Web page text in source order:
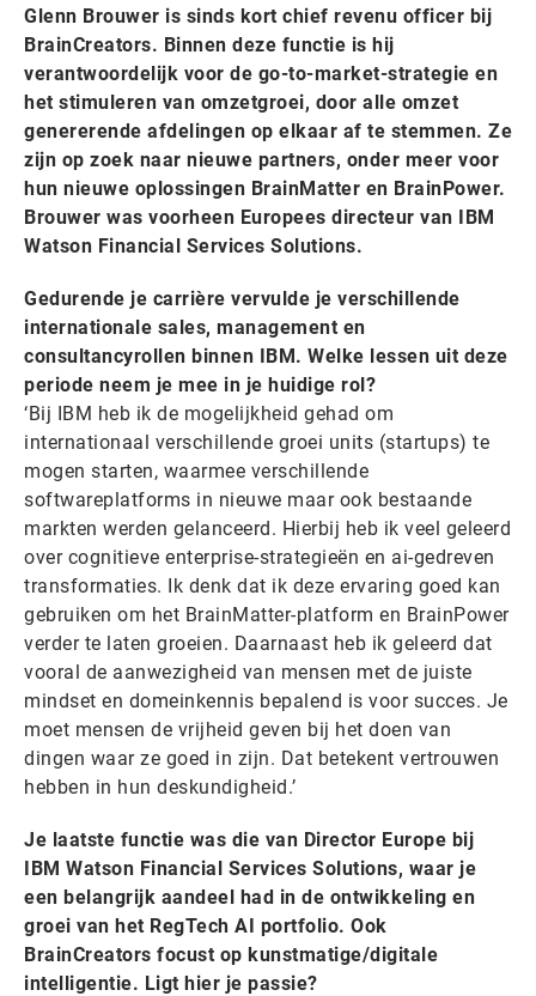
Glenn Brouwer is sinds kort chief revenu officer bij
BrainCreators. Binnen deze functie is hij
verantwoordelijk voor de go-to-market-strategie en
het stimuleren van omzetgroei, door alle omzet
genererende afdelingen op elkaar af te stemmen. Ze
zijn op zoek naar nieuwe partners, onder meer voor
hun nieuwe oplossingen BrainMatter en BrainPower.
Brouwer was voorheen Europees directeur van IBM
Watson Financial Services Solutions.
Gedurende je carrière vervulde je verschillende
internationale sales, management en
consultancyrollen binnen IBM. Welke lessen uit deze
periode neem je mee in je huidige rol?
‘Bij IBM heb ik de mogelijkheid gehad om
internationaal verschillende groei units (startups) te
mogen starten, waarmee verschillende
softwareplatforms in nieuwe maar ook bestaande
markten werden gelanceerd. Hierbij heb ik veel geleerd
over cognitieve enterprise-strategieën en ai-gedreven
transformaties. Ik denk dat ik deze ervaring goed kan
gebruiken om het BrainMatter-platform en BrainPower
verder te laten groeien. Daarnaast heb ik geleerd dat
vooral de aanwezigheid van mensen met de juiste
mindset en domeinkennis bepalend is voor succes. Je
moet mensen de vrijheid geven bij het doen van
dingen waar ze goed in zijn. Dat betekent vertrouwen
hebben in hun deskundigheid.’
Je laatste functie was die van Director Europe bij
IBM Watson Financial Services Solutions, waar je
een belangrijk aandeel had in de ontwikkeling en
groei van het RegTech AI portfolio. Ook
BrainCreators focust op kunstmatige/digitale
intelligentie. Ligt hier je passie?